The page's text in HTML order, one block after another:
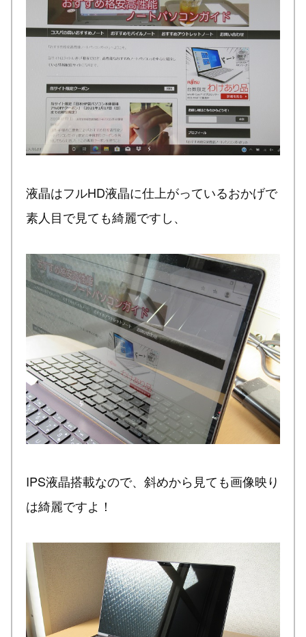
液晶はフルHD液晶に仕上がっているおかげで
素人目で見ても綺麗ですし、
IPS液晶搭載なので、斜めから見ても画像映り
は綺麗ですよ！